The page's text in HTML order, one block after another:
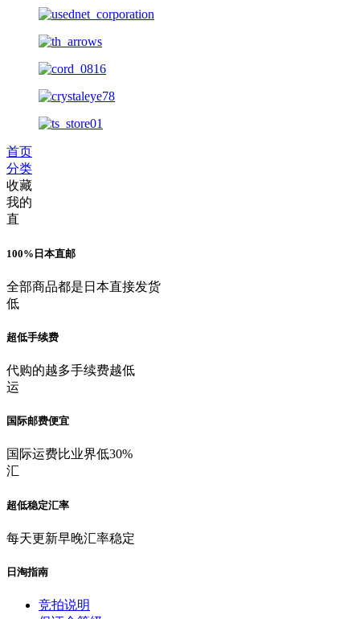
首页
分类
收藏
我的
直
100%日本直邮
全部商品都是日本直接发货
低
超低手续费
代购的越多手续费越低
运
国际邮费便宜
国际运费比业界低30%
汇
超低稳定汇率
每天更新早晚汇率稳定
日淘指南
竞拍说明